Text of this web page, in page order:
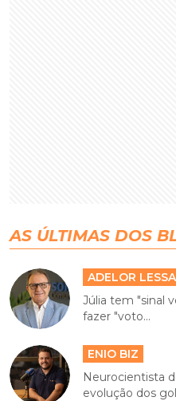
AS ÚLTIMAS DOS
ADELOR LESSA
Júlia tem "sinal
fazer "voto...
ENIO BIZ
Neurocientista
evolução dos